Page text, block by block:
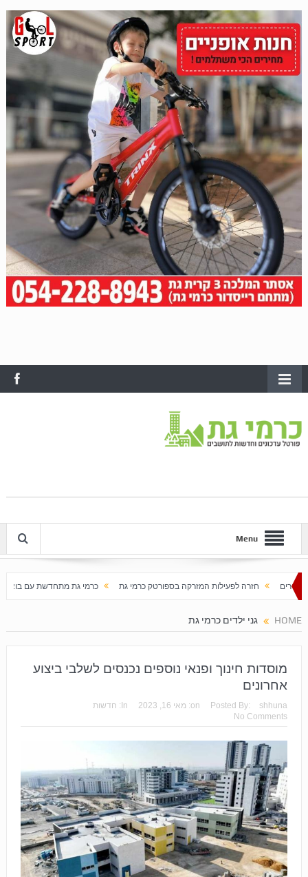
Menu
לפעילות המזרקה בספורטק כרמי גת כרמי גת מתחדשת עם בוא האביב עלייה
HOME גני ילדים כרמי גת
מוסדות חינוך ופנאי נוספים נכנסים לשלבי ביצוע
אחרונים
Posted By: shhuna
on: מאי 16, 2023 In:
חדשות
No Comments